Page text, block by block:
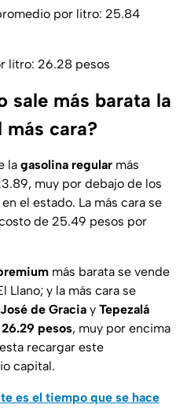
por litro: 25.84
litro: 26.28 pesos
sale más barata la
más cara?
la gasolina regular más
muy por debajo de los
el estado. La más cara se
de 25.49 pesos por
más barata se vende
Llano; y la más cara se
de Gracia y Tepezalá
26.29 pesos, muy por encima
recargar este
capital.
es el tiempo que se hace